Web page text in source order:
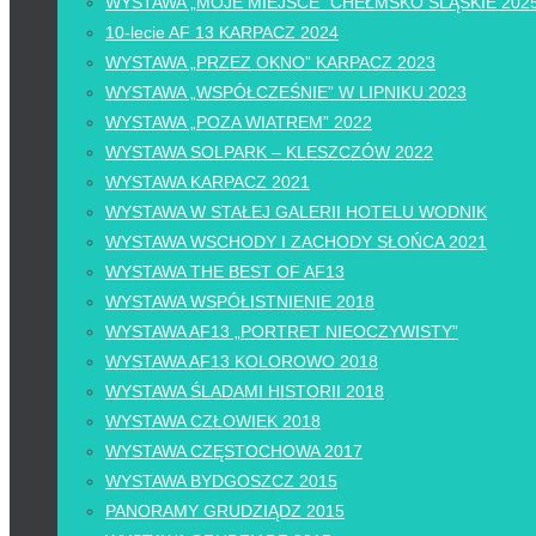
10-lecie AF 13 KARPACZ 2024
WYSTAWA „PRZEZ OKNO” KARPACZ 2023
WYSTAWA „WSPÓŁCZEŚNIE” W LIPNIKU 2023
WYSTAWA „POZA WIATREM” 2022
WYSTAWA SOLPARK – KLESZCZÓW 2022
WYSTAWA KARPACZ 2021
WYSTAWA W STAŁEJ GALERII HOTELU WODNIK
WYSTAWA WSCHODY I ZACHODY SŁOŃCA 2021
WYSTAWA THE BEST OF AF13
WYSTAWA WSPÓŁISTNIENIE 2018
WYSTAWA AF13 „PORTRET NIEOCZYWISTY”
WYSTAWA AF13 KOLOROWO 2018
WYSTAWA ŚLADAMI HISTORII 2018
WYSTAWA CZŁOWIEK 2018
WYSTAWA CZĘSTOCHOWA 2017
WYSTAWA BYDGOSZCZ 2015
PANORAMY GRUDZIĄDZ 2015